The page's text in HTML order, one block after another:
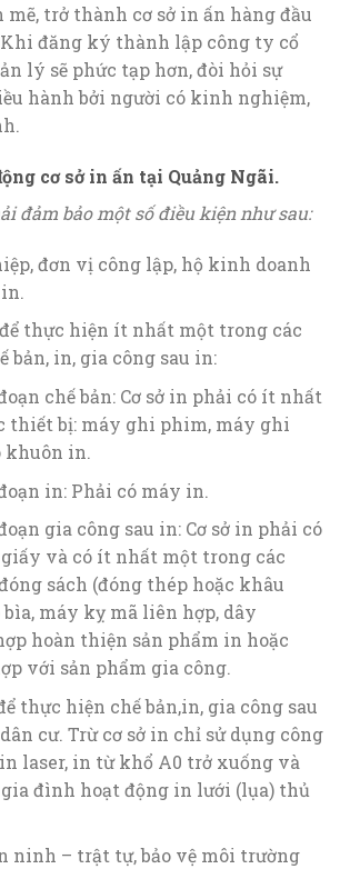
trở thành cơ sở in ấn hàng đầu
đăng ký thành lập công ty cổ
lý sẽ phức tạp hơn, đòi hỏi sự
hành bởi người có kinh nghiệm,
cơ sở in ấn tại Quảng Ngãi.
đảm bảo một số điều kiện như sau:
đơn vị công lập, hộ kinh doanh
thực hiện ít nhất một trong các
bản, in, gia công sau in:
chế bản: Cơ sở in phải có ít nhất
thiết bị: máy ghi phim, máy ghi
khuôn in.
in: Phải có máy in.
gia công sau in: Cơ sở in phải có
và có ít nhất một trong các
sách (đóng thép hoặc khâu
máy kỵ mã liên hợp, dây
hoàn thiện sản phẩm in hoặc
với sản phẩm gia công.
thực hiện chế bản,in, gia công sau
cư. Trừ cơ sở in chỉ sử dụng công
laser, in từ khổ A0 trở xuống và
gia đình hoạt động in lưới (lụa) thủ
ninh – trật tự, bảo vệ môi trường